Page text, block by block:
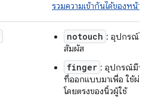
รวมความเข้ากันได้ของหน้าจ
notouch : อุปกรณ์ไ
สัมผัส
finger : อุปกรณ์มีห
ที่ออกแบบมาเพื่อ ใช้ผ่า
โดยตรงของนิ้วผู้ใช้